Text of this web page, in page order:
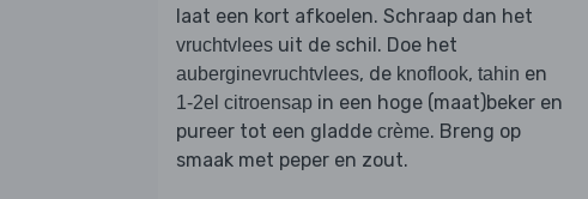
laat een kort afkoelen. Schraap dan het
vruchtvlees uit de schil. Doe het
auberginevruchtvlees, de knoflook, tahin en
1-2el citroensap in een hoge (maat)beker en
pureer tot een gladde crème. Breng op
smaak met peper en zout.